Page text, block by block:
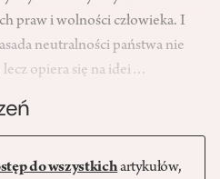
praw i wolności człowieka. I
neutralności państwa nie
lecz opiera się na idei…
do wszystkichartykułów,